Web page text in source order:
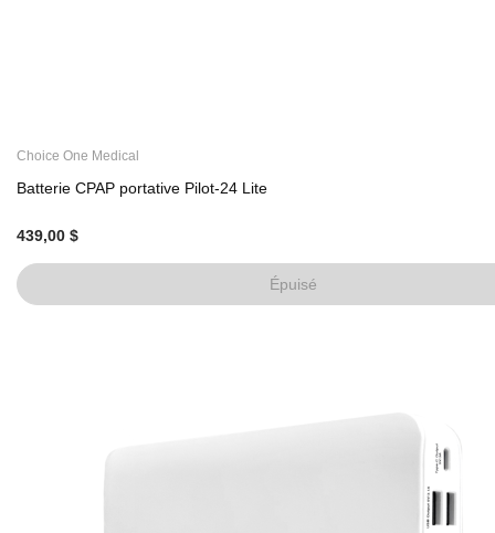
Épuisé
Choice One Medical
Batterie CPAP portative Pilot-24 Lite
439,00 $